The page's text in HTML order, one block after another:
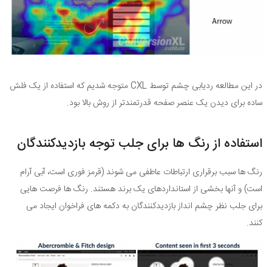
در این مطالعه ردیابی چشم توسط CXL متوجه شدیم که استفاده از یک فلش
ساده برای دیدن یک عنصر صفحه قدرتمندتر از روش بالا بود.
استفاده از رنگ ها برای جلب توجه بازدیدکنندگان
رنگ ها سبب برقراری ارتباطات عاطفی می شوند (قرمز فوری است، آبی آرام
است) و آنها بخشی از استانداردهای یک برند هستند. رنگ ها فرصت هایی
برای جلب نظر چشم انداز بازدیدکنندگان به دکمه های فراخوان ایجاد می
کنند.